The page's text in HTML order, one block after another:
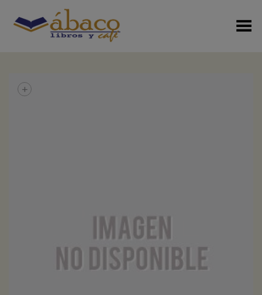
Menú Alterno
+